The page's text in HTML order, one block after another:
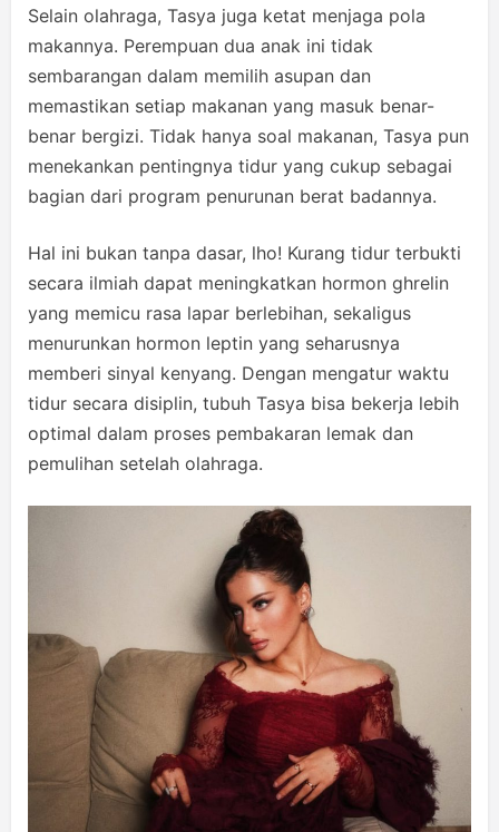
Selain olahraga, Tasya juga ketat menjaga pola
makannya. Perempuan dua anak ini tidak
sembarangan dalam memilih asupan dan
memastikan setiap makanan yang masuk benar-
benar bergizi. Tidak hanya soal makanan, Tasya pun
menekankan pentingnya tidur yang cukup sebagai
bagian dari program penurunan berat badannya.
Hal ini bukan tanpa dasar, lho! Kurang tidur terbukti
secara ilmiah dapat meningkatkan hormon ghrelin
yang memicu rasa lapar berlebihan, sekaligus
menurunkan hormon leptin yang seharusnya
memberi sinyal kenyang. Dengan mengatur waktu
tidur secara disiplin, tubuh Tasya bisa bekerja lebih
optimal dalam proses pembakaran lemak dan
pemulihan setelah olahraga.